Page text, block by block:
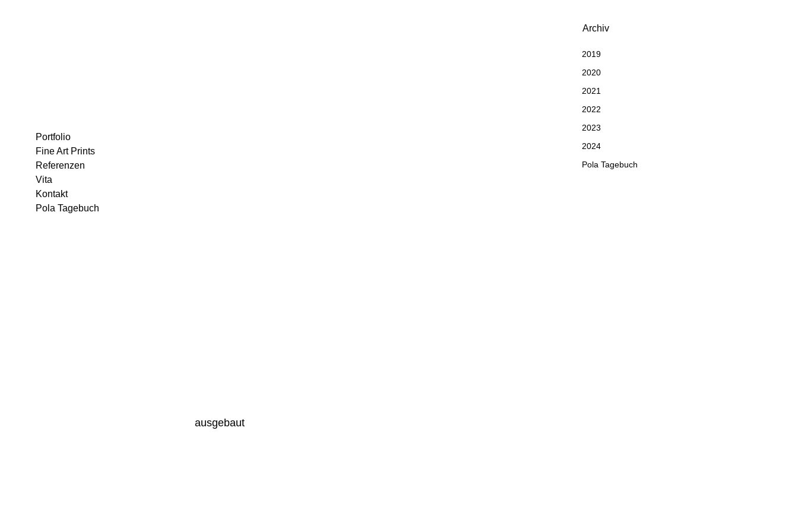
Portfolio
Fine Art Prints
Referenzen
Vita
Kontakt
Pola Tagebuch
ausgebaut
Archiv
2019
2020
2021
2022
2023
2024
Pola Tagebuch